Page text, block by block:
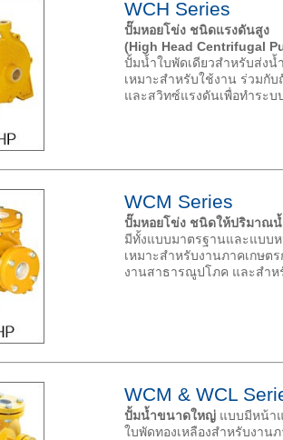
WCH Series
ปั๊มหอยโข่ง ชนิดแรงดันสูง
(High Head Centrifugal
ปั้มน้ำใบพัดเดียวสำหรับส่งน้
เหมาะสำหรับใช้งาน ร่วมกับ
และสวิทซ์แรงดันเพื่อทำระ
WCM Series
ปั๊มหอยโข่ง ชนิดให้ปริมาณน้
มีทั้งแบบมาตรฐานและแบบ
เหมาะสำหรับงานภาคเกษตร
งานสาธารณูปโภค และสำห
WCM & WCL
ปั้มน้ำขนาดใหญ่ แบบมีหน้า
ใบพัดทองเหลืองสำหรับงาน